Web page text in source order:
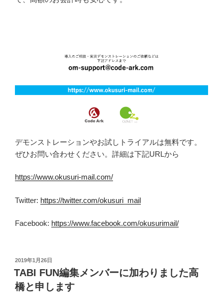
デモンストレーションやお試しトライアルは無料です。
ぜひお問い合わせください。詳細は下記URLから
https://www.okusuri-mail.com/
Twitter: https://twitter.com/okusuri_mail
Facebook: https://www.facebook.com/okusurimail/
投
稿
日:
2019年1月26日
TABI FUN編集メンバーに加わりました高
橋と申します